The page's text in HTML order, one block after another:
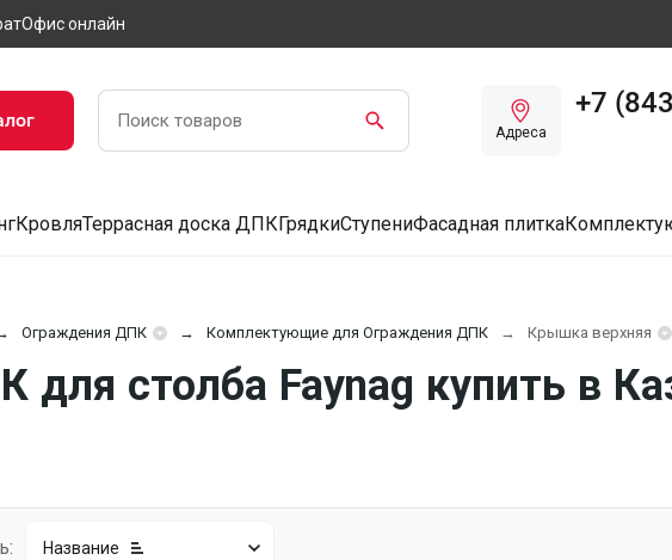
Офис онлайн
Адреса
+7
КровляТеррасная доска ДПКГрядкиСтупениФасадная плитка
Ограждения ДПК Комплектующие для Ограждения ДПК Крышка верхняя
столба Faynag купить в
Название